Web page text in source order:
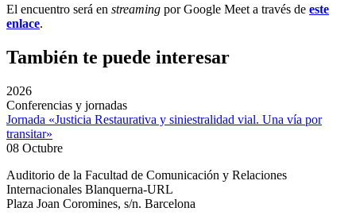
El encuentro será en streaming por Google Meet a través de este
enlace.
También te puede interesar
2026
Conferencias y jornadas
Jornada «Justicia Restaurativa y siniestralidad vial. Una vía por
transitar»
08 Octubre
Auditorio de la Facultad de Comunicación y Relaciones
Internacionales Blanquerna-URL
Plaza Joan Coromines, s/n. Barcelona